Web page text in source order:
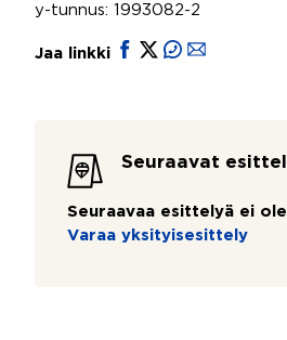
y-tunnus: 1993082-2
Jaa linkki
Seuraavat
Seuraavaa esittelyä ei
Varaa yksityisesittely